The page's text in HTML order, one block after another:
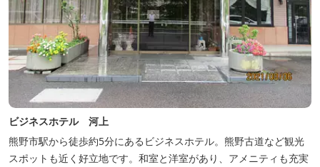
ビジネスホテル 河上
熊野市駅から徒歩約5分にあるビジネスホテル。熊野古道など観光
スポットも近く好立地です。和室と洋室があり、アメニティも充実